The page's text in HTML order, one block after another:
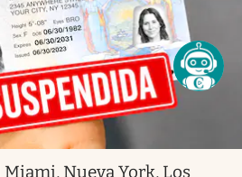
Nueva York, Los